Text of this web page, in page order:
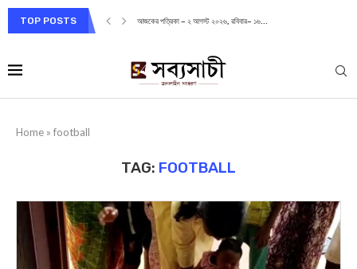
TOP POSTS আজকের পত্রিকা – ২ আগস্ট ২০২৬, রবিবার– ১৬...
Home » football
TAG: FOOTBALL